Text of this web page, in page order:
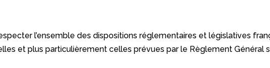
l’ensemble des dispositions réglementaires et législatives
et plus particulièrement celles prévues par le Règlement Général